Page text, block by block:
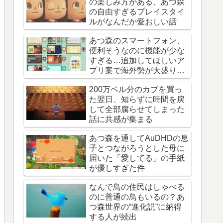
の自由すぎるプレイスタイ
ルがなんだか愛おしい話
あつ森のスマートフォン、
便利そうなのに機能が少な
すぎる…追加してほしいア
プリ案で海外勢が大盛り上
がり
200万ベル分のカブを買っ
た翌日、知らずに時間を戻
して全部腐らせてしまった
話に共感が集まる
あつ森を通してAuDHDの息
子とつながろうとした母に
届いた「愛してる」の手紙
が優しすぎた件
なんで鳥の住民はしゃべる
のに普通の鳥もいるの？あ
つ森世界の“進化説”に納得
する人が続出